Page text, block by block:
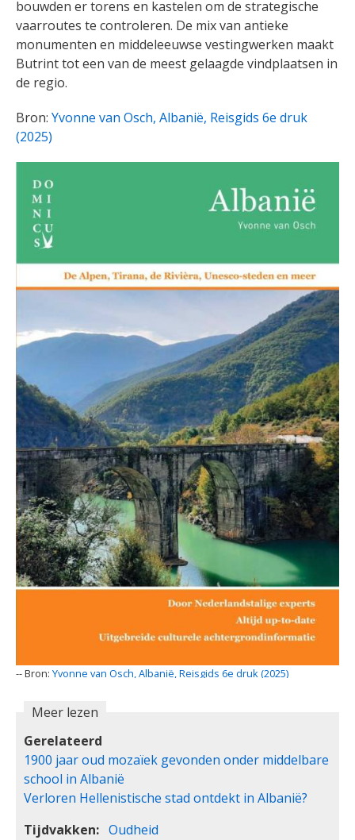
bouwden er torens en kastelen om de strategische
vaarroutes te controleren. De mix van antieke
monumenten en middeleeuwse vestingwerken maakt
Butrint tot een van de meest gelaagde vindplaatsen in
de regio.
Bron: Yvonne van Osch, Albanië, Reisgids 6e druk
(2025)
- Yvonne van Osch, Albanië, Reisgids 6e druk (2025)
Meer lezen
Gerelateerd
1900 jaar oud mozaïek gevonden onder middelbare
school in Albanië
Verloren Hellenistische stad ontdekt in Albanië?
Tijdvakken
Oudheid